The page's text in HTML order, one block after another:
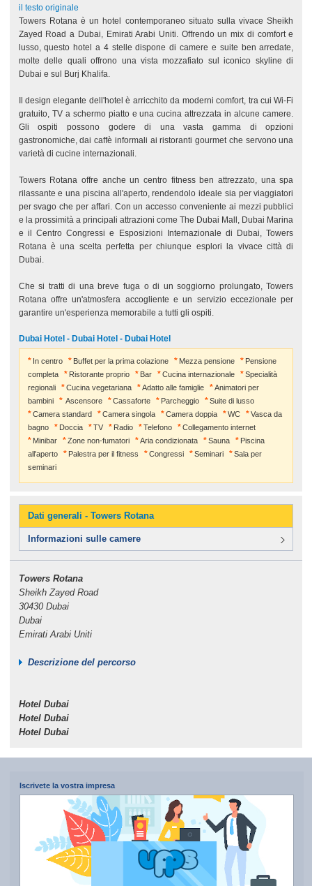
il testo originale
Towers Rotana è un hotel contemporaneo situato sulla vivace Sheikh
Zayed Road a Dubai, Emirati Arabi Uniti. Offrendo un mix di comfort e
lusso, questo hotel a 4 stelle dispone di camere e suite ben arredate,
molte delle quali offrono una vista mozzafiato sul iconico skyline di
Dubai e sul Burj Khalifa.
Il design elegante dell'hotel è arricchito da moderni comfort, tra cui Wi-Fi
gratuito, TV a schermo piatto e una cucina attrezzata in alcune camere.
Gli ospiti possono godere di una vasta gamma di opzioni
gastronomiche, dai caffè informali ai ristoranti gourmet che servono una
varietà di cucine internazionali.
Towers Rotana offre anche un centro fitness ben attrezzato, una spa
rilassante e una piscina all'aperto, rendendolo ideale sia per viaggiatori
per svago che per affari. Con un accesso conveniente ai mezzi pubblici
e la prossimità a principali attrazioni come The Dubai Mall, Dubai Marina
e il Centro Congressi e Esposizioni Internazionale di Dubai, Towers
Rotana è una scelta perfetta per chiunque esplori la vivace città di
Dubai.
Che si tratti di una breve fuga o di un soggiorno prolungato, Towers
Rotana offre un'atmosfera accogliente e un servizio eccezionale per
garantire un'esperienza memorabile a tutti gli ospiti.
Dubai Hotel - Dubai Hotel - Dubai Hotel
In centro Buffet per la prima colazione Mezza pensione
Pensione
completa
Ristorante proprio Bar Cucina internazionale
Specialità
regionali
Cucina vegetariana Adatto alle famiglie
Animatori per
bambini
Ascensore Cassaforte Parcheggio
Suite di lusso
Camera standard
Camera singola Camera doppia WC
Vasca da
bagno
Doccia TV Radio Telefono
Collegamento internet
Minibar
Zone non-fumatori Aria condizionata Sauna
Piscina
all'aperto
Palestra per il fitness Congressi Seminari
Sala per
seminari
Dati generali - Towers Rotana
Informazioni sulle camere
Towers Rotana
Sheikh Zayed Road
30430 Dubai
Dubai
Emirati Arabi Uniti
Descrizione del percorso
Hotel Dubai
Hotel Dubai
Hotel Dubai
Iscrivete la vostra impresa